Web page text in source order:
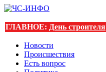
ГЛАВНОЕ: День строителя
Новости
Происшествия
Есть вопрос